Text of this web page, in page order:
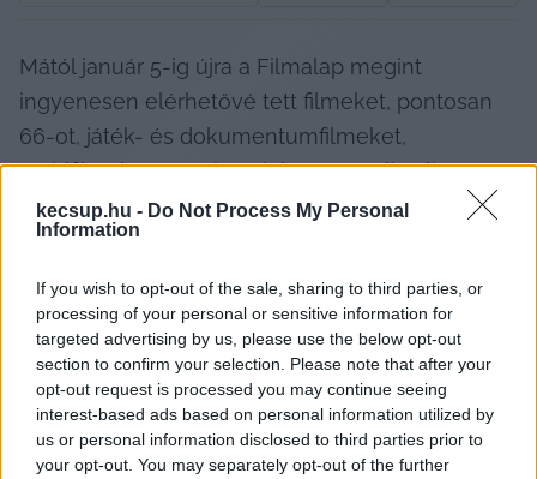
kecsup.hu - Do Not Process My Personal
Information
If you wish to opt-out of the sale, sharing to third parties, or
processing of your personal or sensitive information for
targeted advertising by us, please use the below opt-out
section to confirm your selection. Please note that after your
opt-out request is processed you may continue seeing
interest-based ads based on personal information utilized by
us or personal information disclosed to third parties prior to
your opt-out. You may separately opt-out of the further
Mától január 5-ig újra a Filmalap megint
ingyenesen elérhetővé tett filmeket, pontosan
66-ot, játék- és dokumentumfilmeket,
rövidfilmeket és animációkat. Itt a teljes lista.
„Az ajándékfilmek segítségével filmtörténeti
filmfelvételektől (budapesti Lumière felvételek
1896-ból) a némafilmeken és háború előtti
vígjátékokon át a hetvenes évek Balázs Béla
Stúdióban készült avantgárd kísérleti filmjeiig. A
válogatásból a nyolcvanas évek emlékezetes
sikerei (Dögkeselyű, Egészséges erotika) és a